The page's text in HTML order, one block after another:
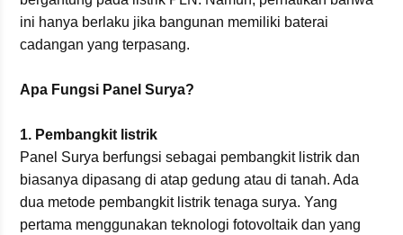
ini hanya berlaku jika bangunan memiliki baterai
cadangan yang terpasang.
Apa Fungsi Panel Surya?
1. Pembangkit listrik
Panel Surya berfungsi sebagai pembangkit listrik dan
biasanya dipasang di atap gedung atau di tanah. Ada
dua metode pembangkit listrik tenaga surya. Yang
pertama menggunakan teknologi fotovoltaik dan yang